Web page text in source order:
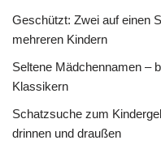
Geschützt: Zwei auf einen
mehreren Kindern
Seltene Mädchennamen –
Klassikern
Schatzsuche zum
drinnen und draußen